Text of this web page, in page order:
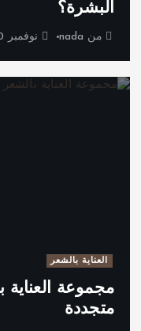
البشرة؟
من nada نوفمبر 20, 2025
العناية بالشعر
مجموعة العناية
متجددة